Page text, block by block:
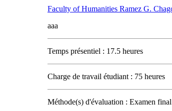
Faculty of Humanities Ramez G.
aaa
Temps présentiel : 17.5 heures
Charge de travail étudiant : 75 heures
Méthode(s) d'évaluation : Examen final